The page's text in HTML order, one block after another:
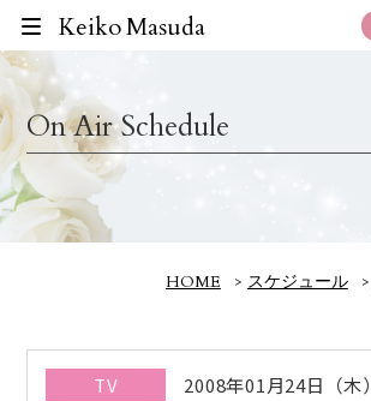
Keiko Masuda
On Air Schedule
HOME > スケジュール >
TV
2008年01月24日（木）